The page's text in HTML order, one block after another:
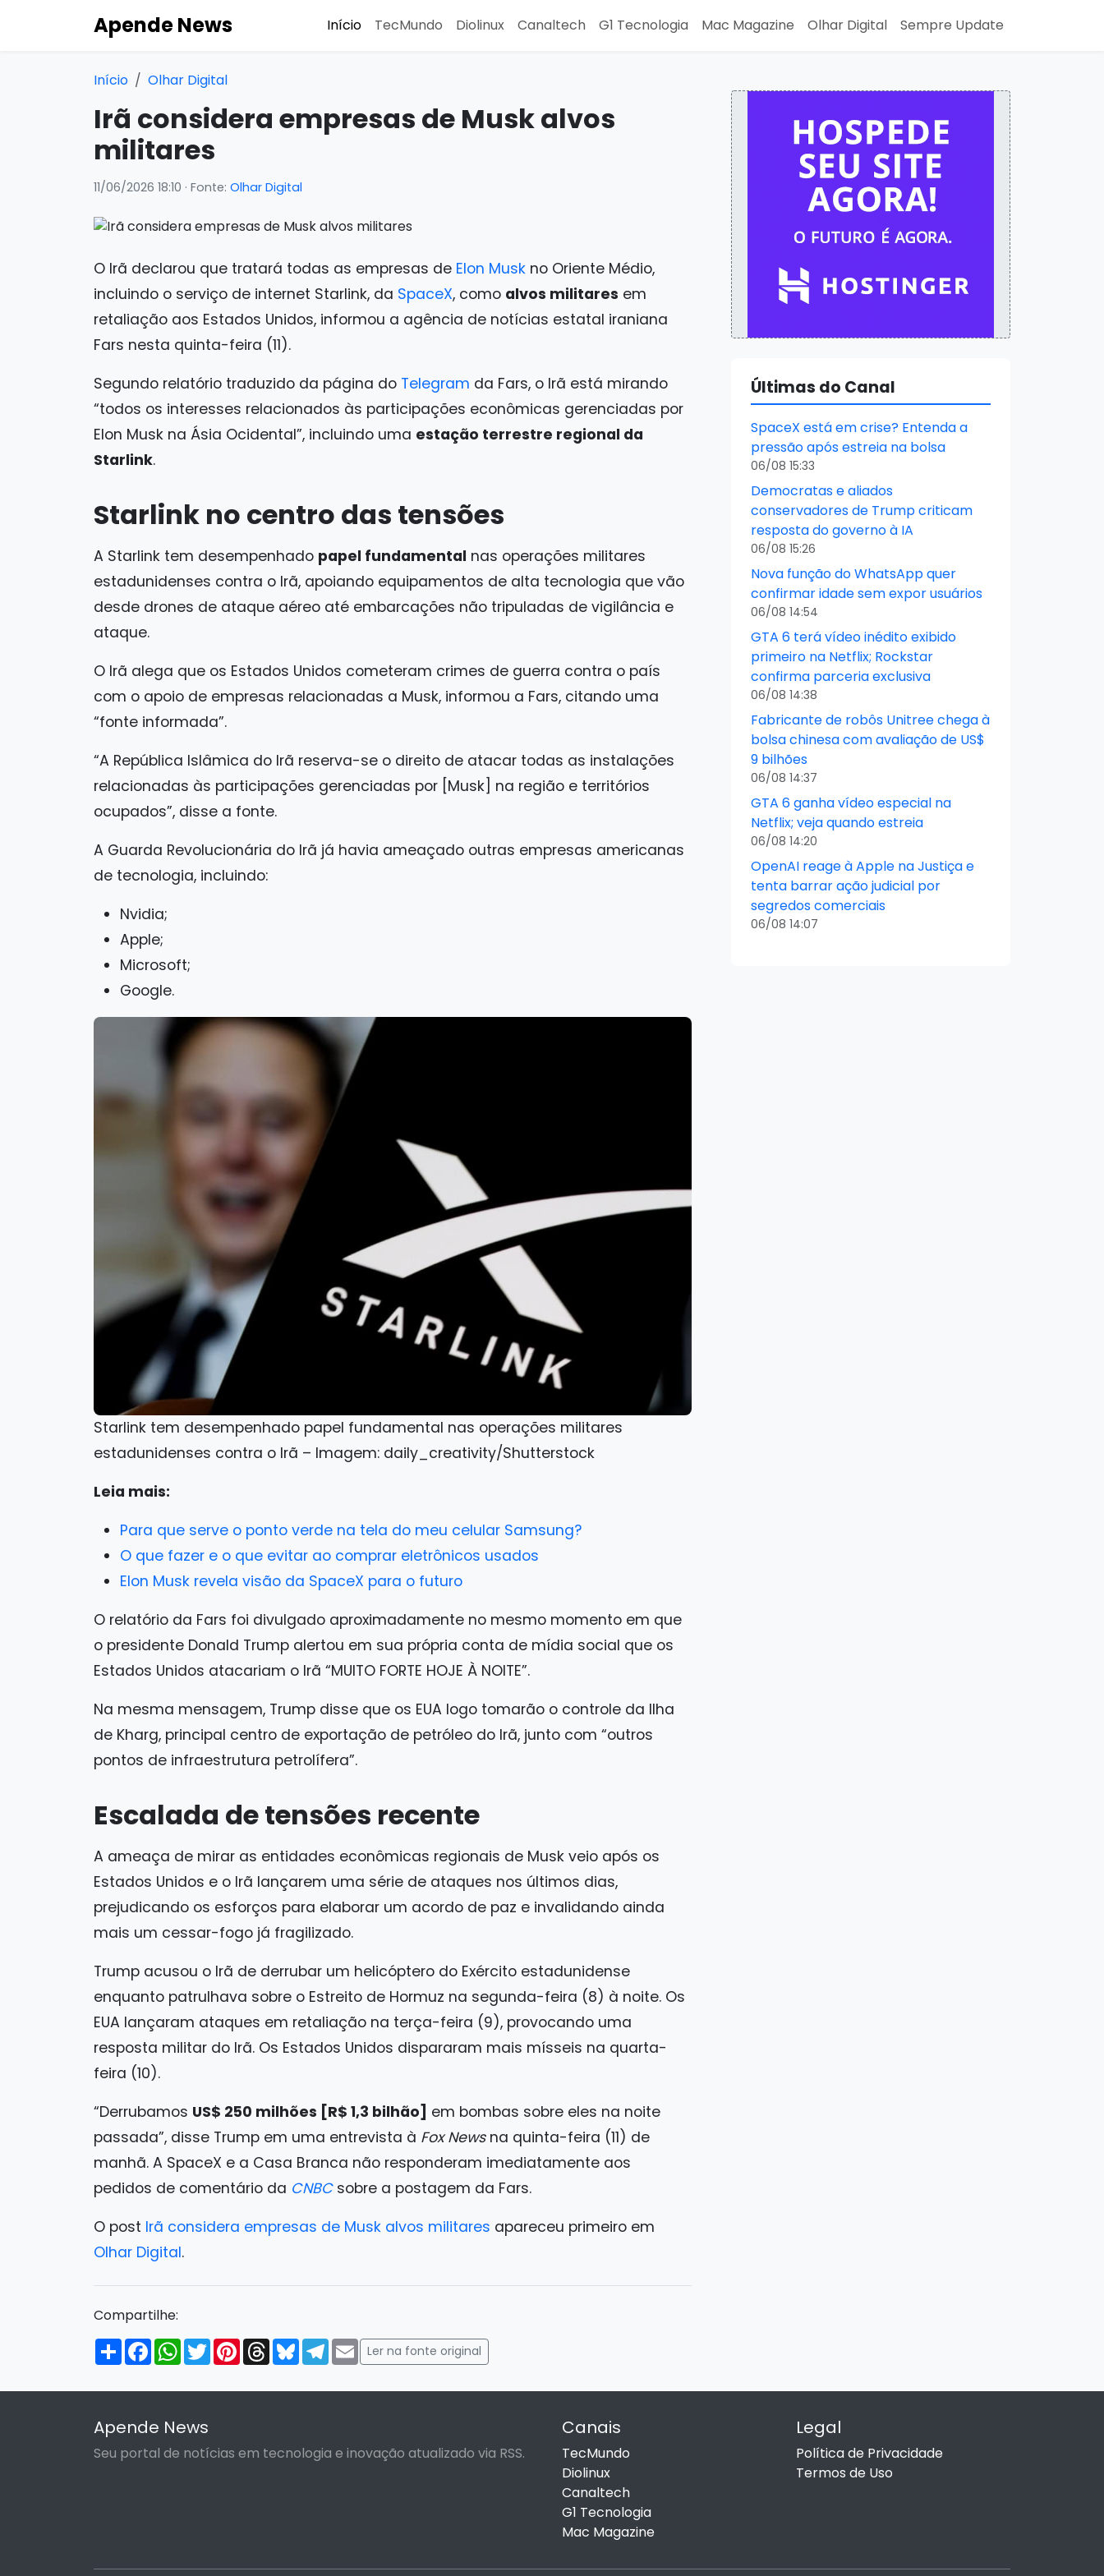
Apende News Início TecMundo Diolinux Canaltech G1 Tecnologia Mac Magazine Olhar Digital Sempre Update
Início Olhar Digital
Irã considera empresas de Musk alvos
militares
11/06/2026 18:10 · Fonte: Olhar Digital
O Irã declarou que tratará todas as empresas de Elon Musk no Oriente Médio,
incluindo o serviço de internet Starlink, da SpaceX, como alvos militares em
retaliação aos Estados Unidos, informou a agência de notícias estatal iraniana
Fars nesta quinta-feira (11).
Segundo relatório traduzido da página do Telegram da Fars, o Irã está mirando
“todos os interesses relacionados às participações econômicas gerenciadas por
Elon Musk na Ásia Ocidental”, incluindo uma estação terrestre regional da
Starlink.
Starlink no centro das tensões
A Starlink tem desempenhado papel fundamental nas operações militares
estadunidenses contra o Irã, apoiando equipamentos de alta tecnologia que vão
desde drones de ataque aéreo até embarcações não tripuladas de vigilância e
ataque.
O Irã alega que os Estados Unidos cometeram crimes de guerra contra o país
com o apoio de empresas relacionadas a Musk, informou a Fars, citando uma
“fonte informada”.
“A República Islâmica do Irã reserva-se o direito de atacar todas as instalações
relacionadas às participações gerenciadas por [Musk] na região e territórios
ocupados”, disse a fonte.
A Guarda Revolucionária do Irã já havia ameaçado outras empresas americanas
de tecnologia, incluindo:
Nvidia;
Apple;
Microsoft;
Google.
Starlink tem desempenhado papel fundamental nas operações militares
estadunidenses contra o Irã – Imagem: daily_creativity/Shutterstock
Leia mais:
Para que serve o ponto verde na tela do meu celular Samsung?
O que fazer e o que evitar ao comprar eletrônicos usados
Elon Musk revela visão da SpaceX para o futuro
O relatório da Fars foi divulgado aproximadamente no mesmo momento em que
o presidente Donald Trump alertou em sua própria conta de mídia social que os
Estados Unidos atacariam o Irã “MUITO FORTE HOJE À NOITE”.
Na mesma mensagem, Trump disse que os EUA logo tomarão o controle da Ilha
de Kharg, principal centro de exportação de petróleo do Irã, junto com “outros
pontos de infraestrutura petrolífera”.
Escalada de tensões recente
A ameaça de mirar as entidades econômicas regionais de Musk veio após os
Estados Unidos e o Irã lançarem uma série de ataques nos últimos dias,
prejudicando os esforços para elaborar um acordo de paz e invalidando ainda
mais um cessar-fogo já fragilizado.
Trump acusou o Irã de derrubar um helicóptero do Exército estadunidense
enquanto patrulhava sobre o Estreito de Hormuz na segunda-feira (8) à noite. Os
EUA lançaram ataques em retaliação na terça-feira (9), provocando uma
resposta militar do Irã. Os Estados Unidos dispararam mais mísseis na quarta-
feira (10).
“Derrubamos US$ 250 milhões [R$ 1,3 bilhão] em bombas sobre eles na noite
passada”, disse Trump em uma entrevista à Fox Newsna quinta-feira (11) de
manhã. A SpaceX e a Casa Branca não responderam imediatamente aos
pedidos de comentário da CNBCsobre a postagem da Fars.
O post Irã considera empresas de Musk alvos militares apareceu primeiro em
Olhar Digital.
Compartilhe:
Compartilhar
FacebookWhatsApp
TwitterPinterestThreadsBlueskyTelegram
Email
Ler na fonte original
Últimas do Canal
SpaceX está em crise? Entenda a
pressão após estreia na bolsa
06/08 15:33
Democratas e aliados
conservadores de Trump criticam
resposta do governo à IA
06/08 15:26
Nova função do WhatsApp quer
confirmar idade sem expor usuários
06/08 14:54
GTA 6 terá vídeo inédito exibido
primeiro na Netflix; Rockstar
confirma parceria exclusiva
06/08 14:38
Fabricante de robôs Unitree chega à
bolsa chinesa com avaliação de US$
9 bilhões
06/08 14:37
GTA 6 ganha vídeo especial na
Netflix; veja quando estreia
06/08 14:20
OpenAI reage à Apple na Justiça e
tenta barrar ação judicial por
segredos comerciais
06/08 14:07
Apende News
Seu portal de notícias em tecnologia e inovação atualizado via RSS.
Canais
TecMundo
Diolinux
Canaltech
G1 Tecnologia
Mac Magazine
Legal
Política de Privacidade
Termos de Uso